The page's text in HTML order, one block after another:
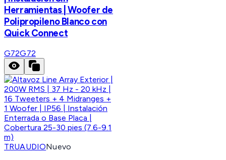
Herramientas | Woofer de
Polipropileno Blanco con
Quick Connect
G72G72
TRUAUDIONuevo